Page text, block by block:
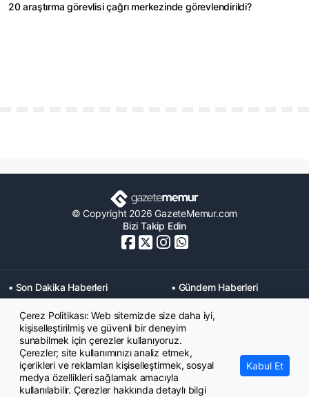
20 araştırma görevlisi çağrı merkezinde görevlendirildi?
© Copyright 2026 GazeteMemur.com
Bizi Takip Edin
• Son Dakika Haberleri
• Gündem Haberleri
• Memurlar Haberleri
• KPSS Haberleri
• Ekonomi Haberleri
• Eğitim Haberleri
• Yaşam Haberleri
• Maaş Verileri Haberleri
• Mahkeme Kararları
Haberleri
Çerez Politikası: Web sitemizde size daha iyi,
kişiselleştirilmiş ve güvenli bir deneyim
sunabilmek için çerezler kullanıyoruz.
Çerezler; site kullanımınızı analiz etmek,
içerikleri ve reklamları kişiselleştirmek, sosyal
medya özellikleri sağlamak amacıyla
kullanılabilir. Çerezler hakkında detaylı bilgi
Kabul Et